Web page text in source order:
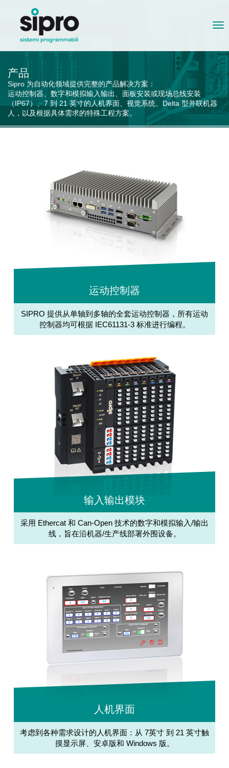
产品
Sipro 为自动化领域提供完整的产品解决方案：
运动控制器、数字和模拟输入输出、面板安装或现场总线安装
（IP67）、7 到 21 英寸的人机界面、视觉系统、Delta 型并联机器
人，以及根据具体需求的特殊工程方案。
运动控制器
SIPRO 提供从单轴到多轴的全套运动控制器，所有运动
控制器均可根据 IEC61131-3 标准进行编程。
输入输出模块
采用 Ethercat 和 Can-Open 技术的数字和模拟输入/输出
线，旨在沿机器/生产线部署外围设备。
人机界面
考虑到各种需求设计的人机界面：从 7英寸 到 21 英寸触
摸显示屏、安卓版和 Windows 版。